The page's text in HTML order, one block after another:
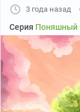
И снова дратуте
Приближается
вечерние
сезон My Little
серии A Health
3 года назад
Серия Поняшный